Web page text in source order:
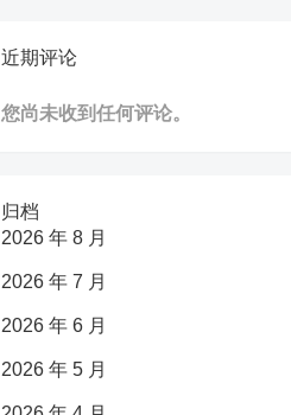
近期评论
您尚未收到任何评论。
归档
2026 年 8 月
2026 年 7 月
2026 年 6 月
2026 年 5 月